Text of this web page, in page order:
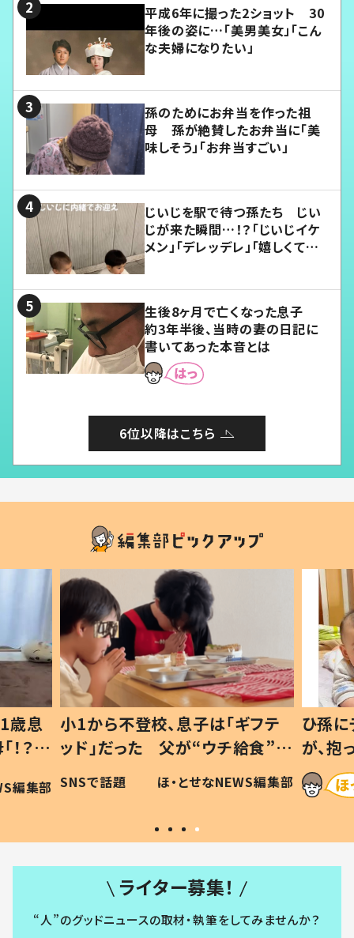
平成6年に撮った2ショット 30
年後の姿に…「美男美女」「こん
な夫婦になりたい」
孫のためにお弁当を作った祖
母 孫が絶賛したお弁当に「美
味しそう」「お弁当すごい」
じいじを駅で待つ孫たち じい
じが来た瞬間…！？「じいじイケ
メン」「デレッデレ」「嬉しくて可
生後8ヶ月で亡くなった息子
約3年半後、当時の妻の日記に
書いてあった本音とは
6位以降はこちら
歳息
？」
編集部
小1から不登校、息子は「ギフテ
ッド」だった 父が“ウチ給食”を
作り続ける理由とは #令和の親
#令和の子
SNSで話題 ほ・とせなNEWS編集部
ひ孫
が、
「涙が
い」
ライター募集！
“人”のグッドニュースの取材・執筆をしてみませんか？